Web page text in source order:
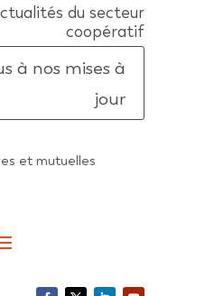
du secteur
coopératif
à nos mises à
jour
et mutuelles